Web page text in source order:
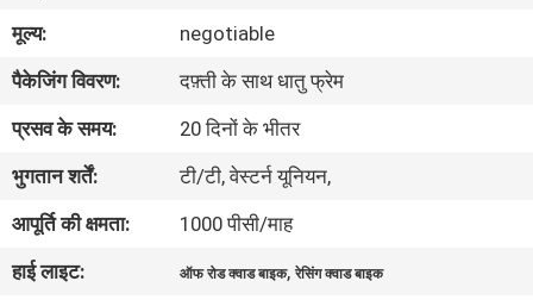
गुणवत्ता
नियंत्रण
संपर्क
करें
मूल्य:
negotiable
पैकेजिंग विवरण:
दफ़्ती के साथ धातु फ्रेम
प्रसव के समय:
20 दिनों के भीतर
भुगतान शर्तें:
टी/टी, वेस्टर्न यूनियन,
आपूर्ति की क्षमता:
1000 पीसी/माह
हाई लाइट:
ऑफ रोड क्वाड बाइक,रेसिंग क्वाड बाइक